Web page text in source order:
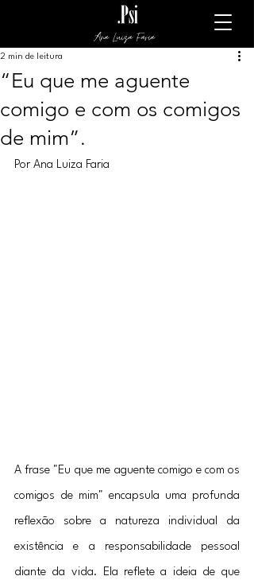
Ana Luiza Faria
“Eu que me aguente
comigo e com os comigos
de mim”.
2 min de leitura
Por Ana Luiza Faria
A frase "Eu que me aguente comigo e com os
comigos de mim" encapsula uma profunda
reflexão sobre a natureza individual da
existência e a responsabilidade pessoal
diante da vida. Ela reflete a ideia de que